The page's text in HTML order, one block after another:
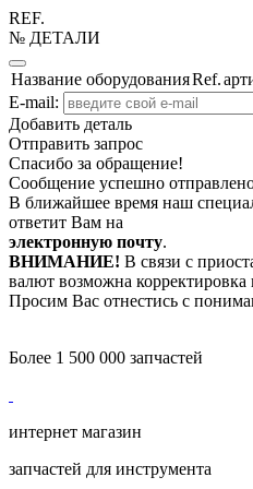
REF.
№ ДЕТАЛИ
Название оборудованияRef.
E-mail:
Добавить деталь
Отправить запрос
Спасибо за обращение!
Сообщение успешно
В ближайшее время наш
ответит Вам на
электронную почту.
ВНИМАНИЕ! В связи с
валют возможна корректировка
Просим Вас отнестись с
Более 1 500 000 запчастей
интернет магазин
запчастей для инструмента